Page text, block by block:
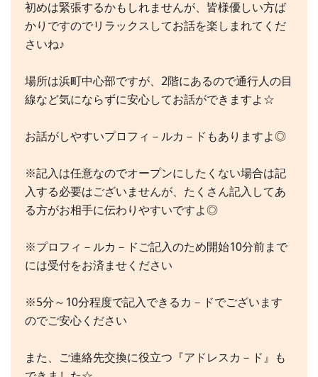
初めは緊張するかもしれませんが、皆様優しい方ば
かりですのでリラックスしてお話を楽しまれてくだ
さいね♪
場所は浜町中心部ですが、2階にあるので通行人の目
線など気にならずに安心してお話ができますよ☆
お話がしやすいプロフィ－ルカ－ドもありますよ◎
※記入は任意なのでオープンにしたくない場合は記
入する必要はございませんが、たくさん記入してあ
る方がお相手に伝わりやすいですよ◎
※プロフィ－ルカ－ドご記入のため開始10分前まで
には受付をお済ませください
※5分～10分程度で記入できるカ－ドでございます
のでご安心ください
また、ご連絡先交換に役立つ『アドレスカ－ド』も